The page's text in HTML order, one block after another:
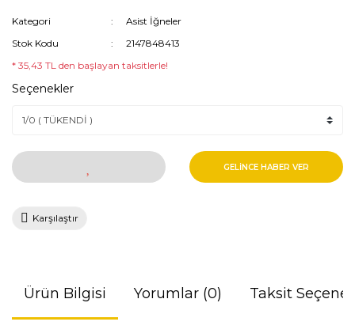
Kategori
Asist İğneler
Stok Kodu
2147848413
* 35,43 TL den başlayan taksitlerle!
Seçenekler
GELİNCE HABER VER
Karşılaştır
Ürün Bilgisi Yorumlar (0) Taksit